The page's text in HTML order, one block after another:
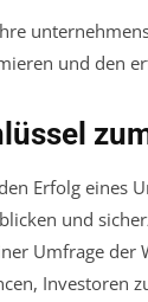
Erfolg eines
und
Umfrage der
Investoren